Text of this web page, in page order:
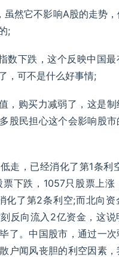
虽然它不影响A股的走势
;
数下跌，这个反映中国最
，可不是什么好事情;
，购买力减弱了，这是
股民担心这个会影响股
走，已经消化了第1条利
下跌，1057只股票上涨
化了第2条利空;而北向资
反向流入2亿资金，这说
了。中国股市，通过一
户闻风丧胆的利空因素